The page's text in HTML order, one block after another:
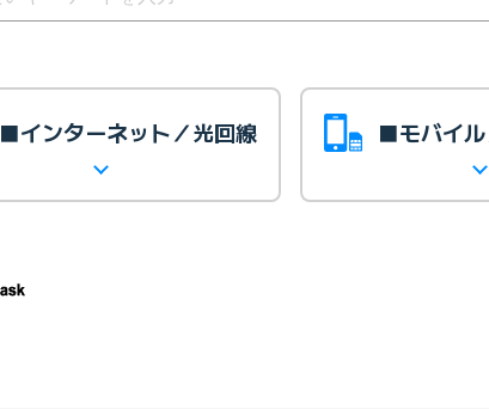
■インターネット／光回線 ■モバイ